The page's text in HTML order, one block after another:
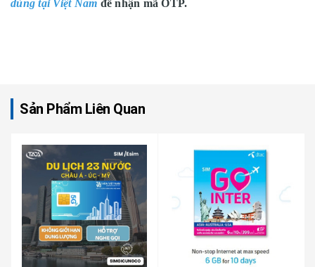
dùng tại Việt Nam để nhận mã OTP.
Sản Phẩm Liên Quan